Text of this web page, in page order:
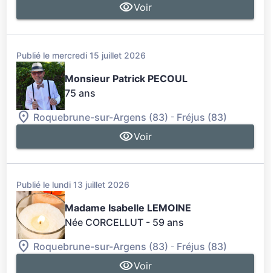
Voir
Publié le mercredi 15 juillet 2026
Monsieur Patrick PECOUL
75 ans
Roquebrune-sur-Argens (83) - Fréjus (83)
Voir
Publié le lundi 13 juillet 2026
Madame Isabelle LEMOINE
Née CORCELLUT - 59 ans
Roquebrune-sur-Argens (83) - Fréjus (83)
Voir